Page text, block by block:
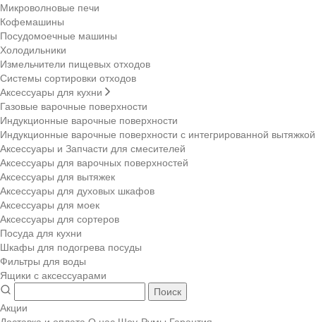
Микроволновые печи
Кофемашины
Посудомоечные машины
Холодильники
Измельчители пищевых отходов
Системы сортировки отходов
Аксессуары для кухни
Газовые варочные поверхности
Индукционные варочные поверхности
Индукционные варочные поверхности с интегрированной вытяжкой
Аксессуары и Запчасти для смесителей
Аксессуары для варочных поверхностей
Аксессуары для вытяжек
Аксессуары для духовых шкафов
Аксессуары для моек
Аксессуары для сортеров
Посуда для кухни
Шкафы для подогрева посуды
Фильтры для воды
Ящики с аксессуарами
Поиск
Акции